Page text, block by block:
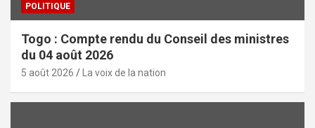
POLITIQUE
Togo : Compte rendu du Conseil des ministres
du 04 août 2026
5 août 2026 La voix de la nation